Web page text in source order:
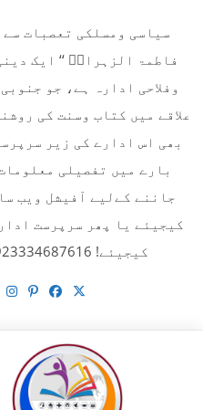
content
سیاسی ومسلکی تعصبات سے
فاطمۃ الزہراءؓ ‘‘ ایک
وفلاحی ادارہ ہے، جو
علاقے میں کتاب وسنت کی
بھی اس ادارے کی زیر
بارے میں تفصیلی
کیجیئے یا پھر سرپرست
کیجیئے! 00923334687616 / 00923010779495